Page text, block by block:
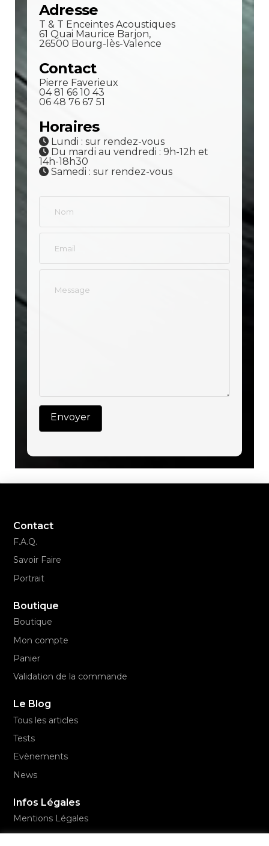
Adresse
T & T Enceintes Acoustiques
61 Quai Maurice Barjon,
26500 Bourg-lès-Valence
Contact
Pierre Faverieux
04 81 66 10 43
06 48 76 67 51
Horaires
Lundi : sur rendez-vous
Du mardi au vendredi : 9h-12h et
14h-18h30
Samedi : sur rendez-vous
Contact
F.A.Q.
Savoir Faire
Portrait
Boutique
Boutique
Mon compte
Panier
Validation de la commande
Le Blog
Tous les articles
Tests
Evènements
News
Infos Légales
Mentions Légales
Conditions Générales de Vente